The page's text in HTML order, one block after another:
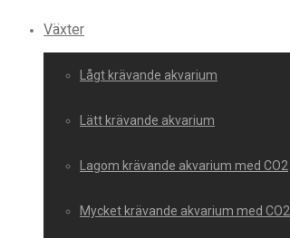
Växter
Lågt krävande akvarium
Lätt krävande akvarium
Lagom krävande akvarium med CO2
Mycket krävande akvarium med CO2